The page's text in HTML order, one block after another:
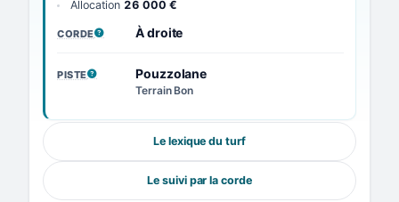
Allocation 26 000 €
CORDE
, VOIR LA DÉFINITION
À droite
PISTE
, VOIR LA DÉFINITIONPouzzolane
Terrain Bon
Le lexique du turf
Le suivi par la corde